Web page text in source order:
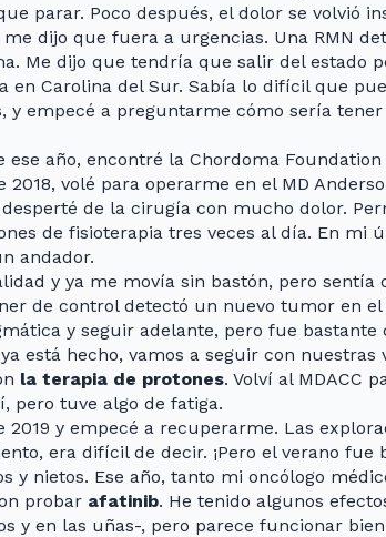
parar. Poco después, el dolor se volvió
dijo que fuera a urgencias. Una RMN
Me dijo que tendría que salir del estado
en Carolina del Sur. Sabía lo difícil que
y empecé a preguntarme cómo sería
ese año, encontré la Chordoma Foundation
2018, volé para operarme en el MD
de la cirugía con mucho dolor.
de fisioterapia tres veces al día. En mi
andador.
y ya me movía sin bastón, pero sentía
de control detectó un nuevo tumor en
y seguir adelante, pero fue bastante
está hecho, vamos a seguir con nuestras
la terapia de protones. Volví al MDACC
pero tuve algo de fatiga.
2019 y empecé a recuperarme. Las
era difícil de decir. ¡Pero el verano fue
y nietos. Ese año, tanto mi oncólogo
probar afatinib. He tenido algunos
y en las uñas-, pero parece funcionar